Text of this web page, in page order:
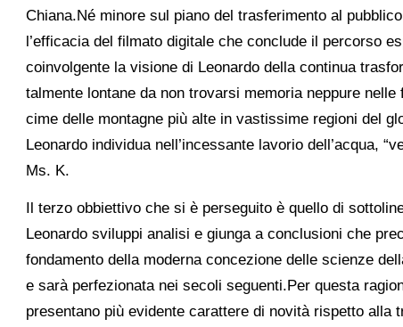
Chiana.Né minore sul piano del trasferimento al
l’efficacia del filmato digitale che conclude il percorso
coinvolgente la visione di Leonardo della continua
talmente lontane da non trovarsi memoria neppure
cime delle montagne più alte in vastissime regioni del
Leonardo individua nell’incessante lavorio dell’acqua,
Ms. K.
Il terzo obbiettivo che si è perseguito è quello di
Leonardo sviluppi analisi e giunga a conclusioni che
fondamento della moderna concezione delle scienze
e sarà perfezionata nei secoli seguenti.Per questa
presentano più evidente carattere di novità rispetto alla